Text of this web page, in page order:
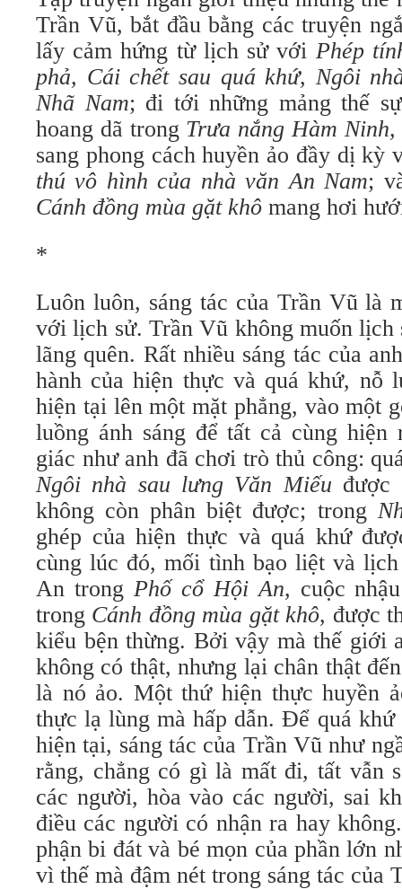
Trần Vũ, bắt đầu bằng các truyện
lấy cảm hứng từ lịch sử với Phép
phả, Cái chết sau quá khứ, Ngôi
Nhã Nam; đi tới những mảng thế
hoang dã trong Trưa nắng Hàm
sang phong cách huyền ảo đầy dị kỳ
thú vô hình của nhà văn An Nam;
Cánh đồng mùa gặt khô mang hơi
*
Luôn luôn, sáng tác của Trần Vũ là
với lịch sử. Trần Vũ không muốn lịch
lãng quên. Rất nhiều sáng tác của
hành của hiện thực và quá khứ, nỗ
hiện tại lên một mặt phẳng, vào một
luồng ánh sáng để tất cả cùng hiện
giác như anh đã chơi trò thủ công:
Ngôi nhà sau lưng Văn Miếu được
không còn phân biệt được; trong
ghép của hiện thực và quá khứ
cùng lúc đó, mối tình bạo liệt và
An trong Phố cổ Hội An, cuộc
trong Cánh đồng mùa gặt khô, được
kiểu bện thừng. Bởi vậy mà thế giới
không có thật, nhưng lại chân thật
là nó ảo. Một thứ hiện thực huyền
thực lạ lùng mà hấp dẫn. Để quá
hiện tại, sáng tác của Trần Vũ như
rằng, chẳng có gì là mất đi, tất vẫn
các người, hòa vào các người, sai
điều các người có nhận ra hay
phận bi đát và bé mọn của phần lớn
vì thế mà đậm nét trong sáng tác của